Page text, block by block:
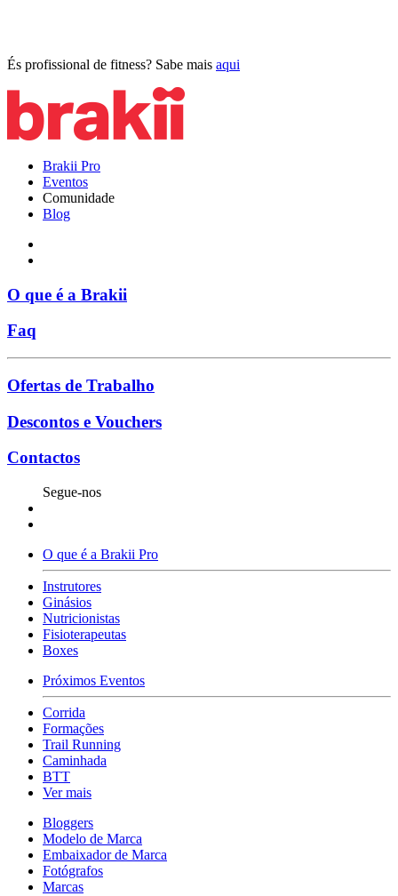
És profissional de fitness? Sabe mais aqui
Brakii Pro
Eventos
Comunidade
Blog
O que é a Brakii
Faq
Ofertas de Trabalho
Descontos e Vouchers
Contactos
Segue-nos
O que é a Brakii Pro
Instrutores
Ginásios
Nutricionistas
Fisioterapeutas
Boxes
Próximos Eventos
Corrida
Formações
Trail Running
Caminhada
BTT
Ver mais
Bloggers
Modelo de Marca
Embaixador de Marca
Fotógrafos
Marcas